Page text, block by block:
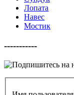
Лопата
Навес
Мостик
-----------